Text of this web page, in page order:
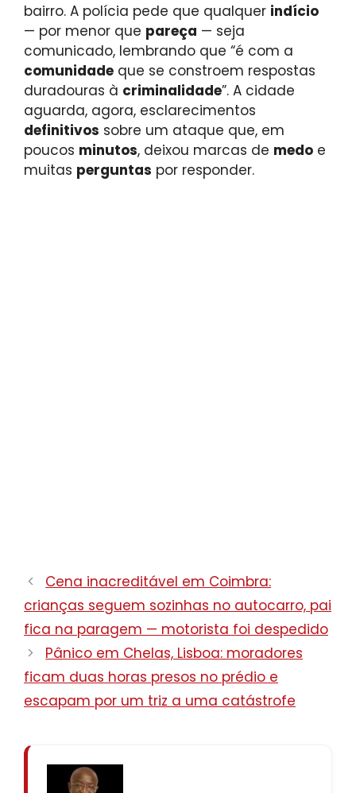
bairro. A polícia pede que qualquer indício
— por menor que pareça — seja
comunicado, lembrando que “é com a
comunidade que se constroem respostas
duradouras à criminalidade”. A cidade
aguarda, agora, esclarecimentos
definitivos sobre um ataque que, em
poucos minutos, deixou marcas de medo e
muitas perguntas por responder.
Cena inacreditável em Coimbra:
crianças seguem sozinhas no autocarro, pai
fica na paragem — motorista foi despedido
Pânico em Chelas, Lisboa: moradores
ficam duas horas presos no prédio e
escapam por um triz a uma catástrofe